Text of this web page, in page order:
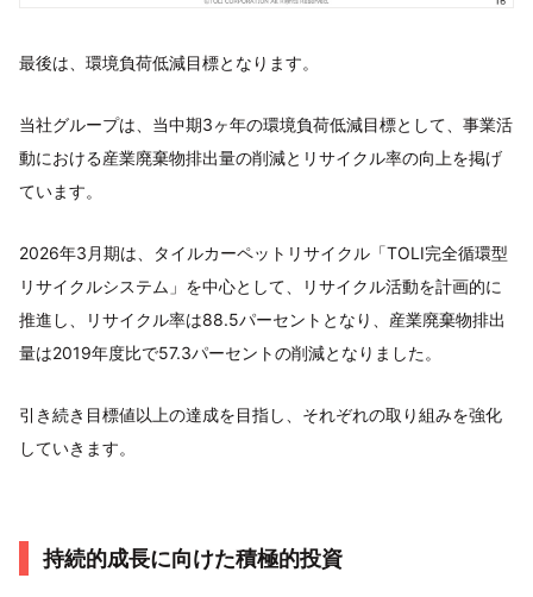
最後は、環境負荷低減目標となります。
当社グループは、当中期3ヶ年の環境負荷低減目標として、事業活
動における産業廃棄物排出量の削減とリサイクル率の向上を掲げ
ています。
2026年3月期は、タイルカーペットリサイクル「TOLI完全循環型
リサイクルシステム」を中心として、リサイクル活動を計画的に
推進し、リサイクル率は88.5パーセントとなり、産業廃棄物排出
量は2019年度比で57.3パーセントの削減となりました。
引き続き目標値以上の達成を目指し、それぞれの取り組みを強化
していきます。
持続的成長に向けた積極的投資